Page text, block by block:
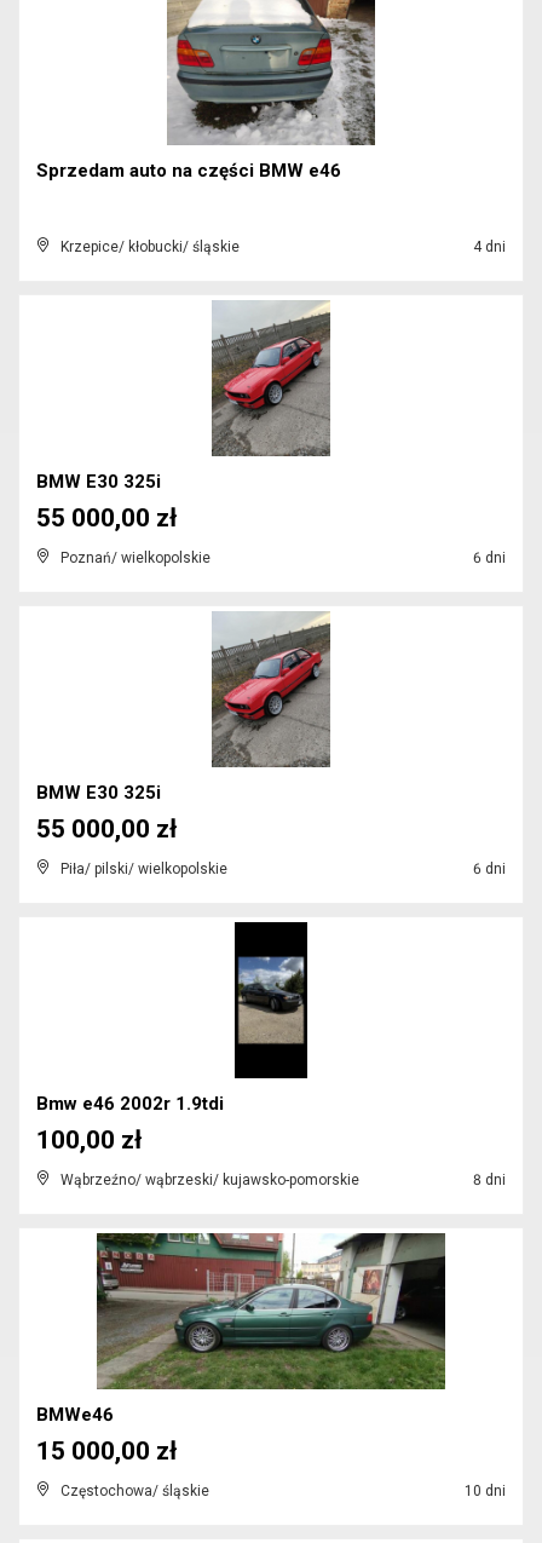
Sprzedam auto na części BMW e46
Krzepice/ kłobucki/ śląskie 4 dni
BMW E30 325i
Poznań/ wielkopolskie 6 dni
55 000,00 zł
BMW E30 325i
Piła/ pilski/ wielkopolskie 6 dni
55 000,00 zł
Bmw e46 2002r 1.9tdi
Wąbrzeźno/ wąbrzeski/ kujawsko-pomorskie 8 dni
100,00 zł
BMWe46
Częstochowa/ śląskie 10 dni
15 000,00 zł